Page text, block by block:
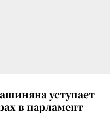
уступает
в парламент